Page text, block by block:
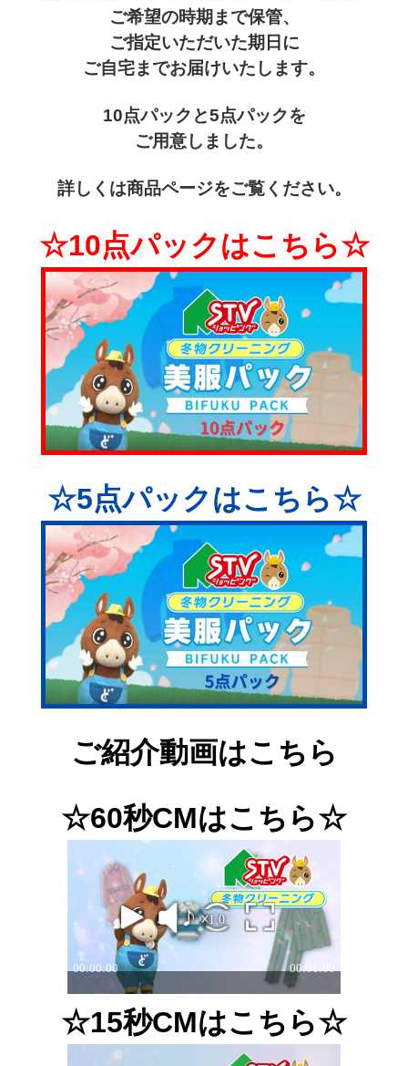
美容 健康
生活用品
リフォーム
お酒
DVD 書籍
会社概要
ご利用ガイド
お問い合わせ
利用規約
個人情報の取り扱いについて
特定商取引法に基づく表記
よくある質問
カスタマーハラスメントについて
どさんこ市場（金曜日）
ラジオホームショップ
どさんこくんグッズ
ご利用ガイド
お問い合わせ
利用規約
個人情報の取り扱いについて
特定商取引法に基づく表記
カスタマーハラスメントについて
ご希望の時期まで保管、
ご指定いただいた期日に
ご自宅までお届けいたします。
10点パックと5点パックを
ご用意しました。
詳しくは商品ページをご覧ください。
☆10点パックはこちら☆
☆5点パックはこちら☆
ご紹介動画はこちら
☆60秒CMはこちら☆
☆15秒CMはこちら☆